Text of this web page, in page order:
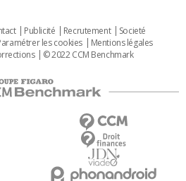
Publicité Recrutement
Societé
les cookies
Mentions légales
© 2022 CCM Benchmark